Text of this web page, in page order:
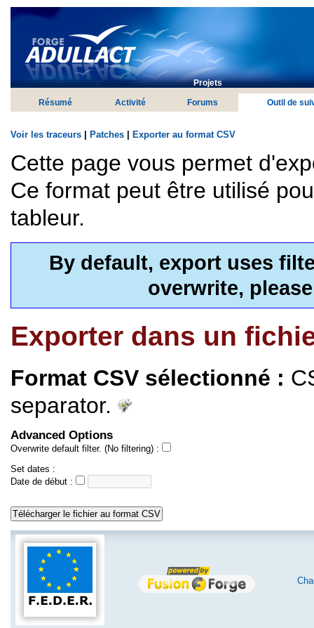
Projets
Résumé Activité Forums Outil de
Voir les traceurs | Patches | Exporter au format CSV
Cette page vous permet
Ce format peut être utilisé
tableur.
By default, export uses
overwrite,
Exporter dans un
Format CSV sélectionné :
separator.
Advanced Options
Overwrite default filter. (No filtering) :
Set dates :
Date de début :